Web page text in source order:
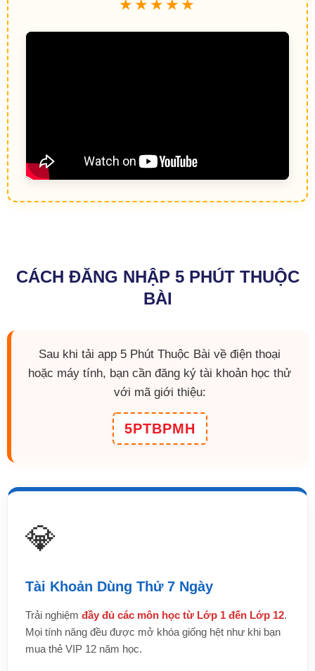
★★★★★
CÁCH ĐĂNG NHẬP 5 PHÚT THUỘC
BÀI
Sau khi tải app 5 Phút Thuộc Bài về điện thoại
hoặc máy tính, bạn cần đăng ký tài khoản học thử
với mã giới thiệu:
5PTBPMH
💎
Tài Khoản Dùng Thử 7 Ngày
Trải nghiệm đầy đủ các môn học từ Lớp 1 đến Lớp 12.
Mọi tính năng đều được mở khóa giống hệt như khi bạn
mua thẻ VIP 12 năm học.